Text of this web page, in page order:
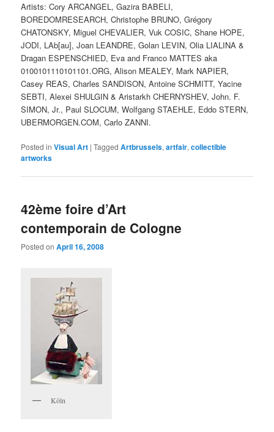
Artists: Cory ARCANGEL, Gazira BABELI,
BOREDOMRESEARCH, Christophe BRUNO, Grégory
CHATONSKY, Miguel CHEVALIER, Vuk COSIC, Shane HOPE,
JODI, LAb[au], Joan LEANDRE, Golan LEVIN, Olia LIALINA &
Dragan ESPENSCHIED, Eva and Franco MATTES aka
0100101110101101.ORG, Alison MEALEY, Mark NAPIER,
Casey REAS, Charles SANDISON, Antoine SCHMITT, Yacine
SEBTI, Alexei SHULGIN & Aristarkh CHERNYSHEV, John. F.
SIMON, Jr., Paul SLOCUM, Wolfgang STAEHLE, Eddo STERN,
UBERMORGEN.COM, Carlo ZANNI.
Posted in Visual Art |Tagged Artbrussels,artfair,collectible
artworks
42ème foire d’Art
contemporain de Cologne
Posted onApril 16, 2008
Köln